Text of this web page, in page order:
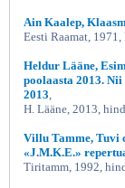
Ain Kaalep,
Eesti Raamat,
Heldur Lääne,
poolaasta 2013.
2013,
H. Lääne, 2013,
Villu Tamme, Tuvi
«J.M.K.E.»
Tiritamm, 1992,